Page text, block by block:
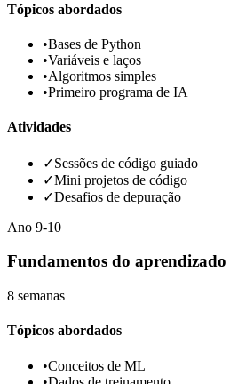
Tópicos abordados
•Bases de Python
•Variáveis e laços
•Algoritmos simples
•Primeiro programa de IA
Atividades
✓Sessões de código guiado
✓Mini projetos de código
✓Desafios de depuração
Ano 9-10
Fundamentos do
8 semanas
Tópicos abordados
•Conceitos de ML